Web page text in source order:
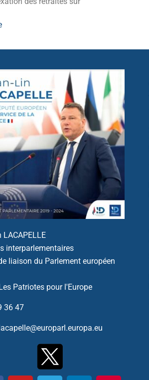
LACAPELLE
interparlementaires
liaison du Parlement européen
Patriotes pour l'Europe
36 47